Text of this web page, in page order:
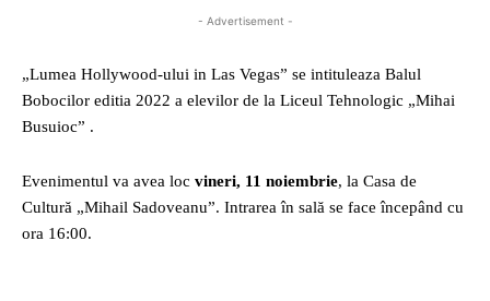
- Advertisement -
„Lumea Hollywood-ului in Las Vegas” se intituleaza Balul
Bobocilor editia 2022 a elevilor de la Liceul Tehnologic „Mihai
Busuioc” .
Evenimentul va avea loc vineri, 11 noiembrie, la Casa de
Cultură „Mihail Sadoveanu”. Intrarea în sală se face începând cu
ora 16:00.